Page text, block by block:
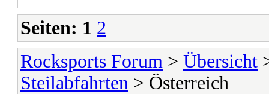
Seiten: 1 2
Rocksports Forum > Übersicht
Steilabfahrten > Österreich